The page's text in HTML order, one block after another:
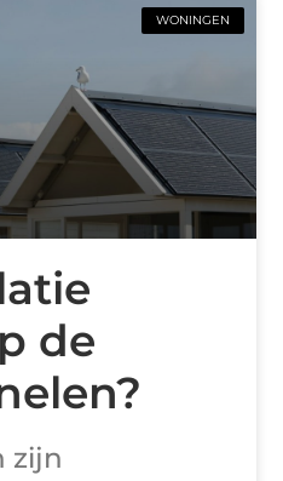
WONINGEN
de
zijn